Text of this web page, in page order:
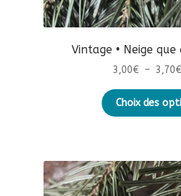
Vintage • Neige
3,00€ – 3,70€
Choix des